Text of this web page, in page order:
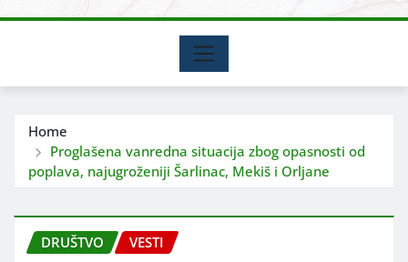
Home
Proglašena vanredna situacija zbog opasnosti od
poplava, najugroženiji Šarlinac, Mekiš i Orljane
DRUŠTVO VESTI